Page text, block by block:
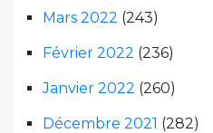
Mars 2022 (243)
Février 2022 (236)
Janvier 2022 (260)
Décembre 2021 (282)